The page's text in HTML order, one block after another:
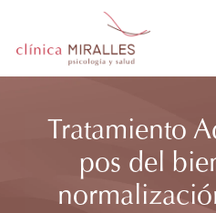
main
Tratamiento
pos del